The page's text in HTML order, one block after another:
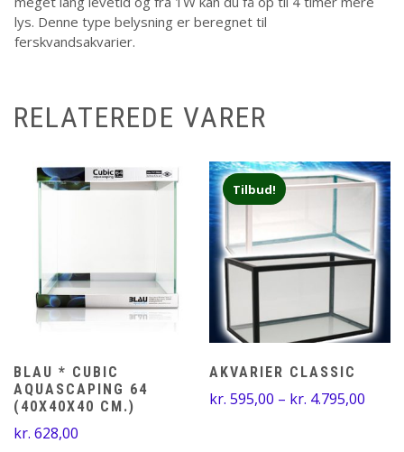
lys. Denne type belysning er beregnet til
ferskvandsakvarier.
RELATEREDE VARER
BLAU * CUBIC
AQUASCAPING 64
(40X40X40 CM.)
kr. 628,00
Tilbud!
AKVARIER CLASSIC
kr. 595,00 – kr. 4.795,00